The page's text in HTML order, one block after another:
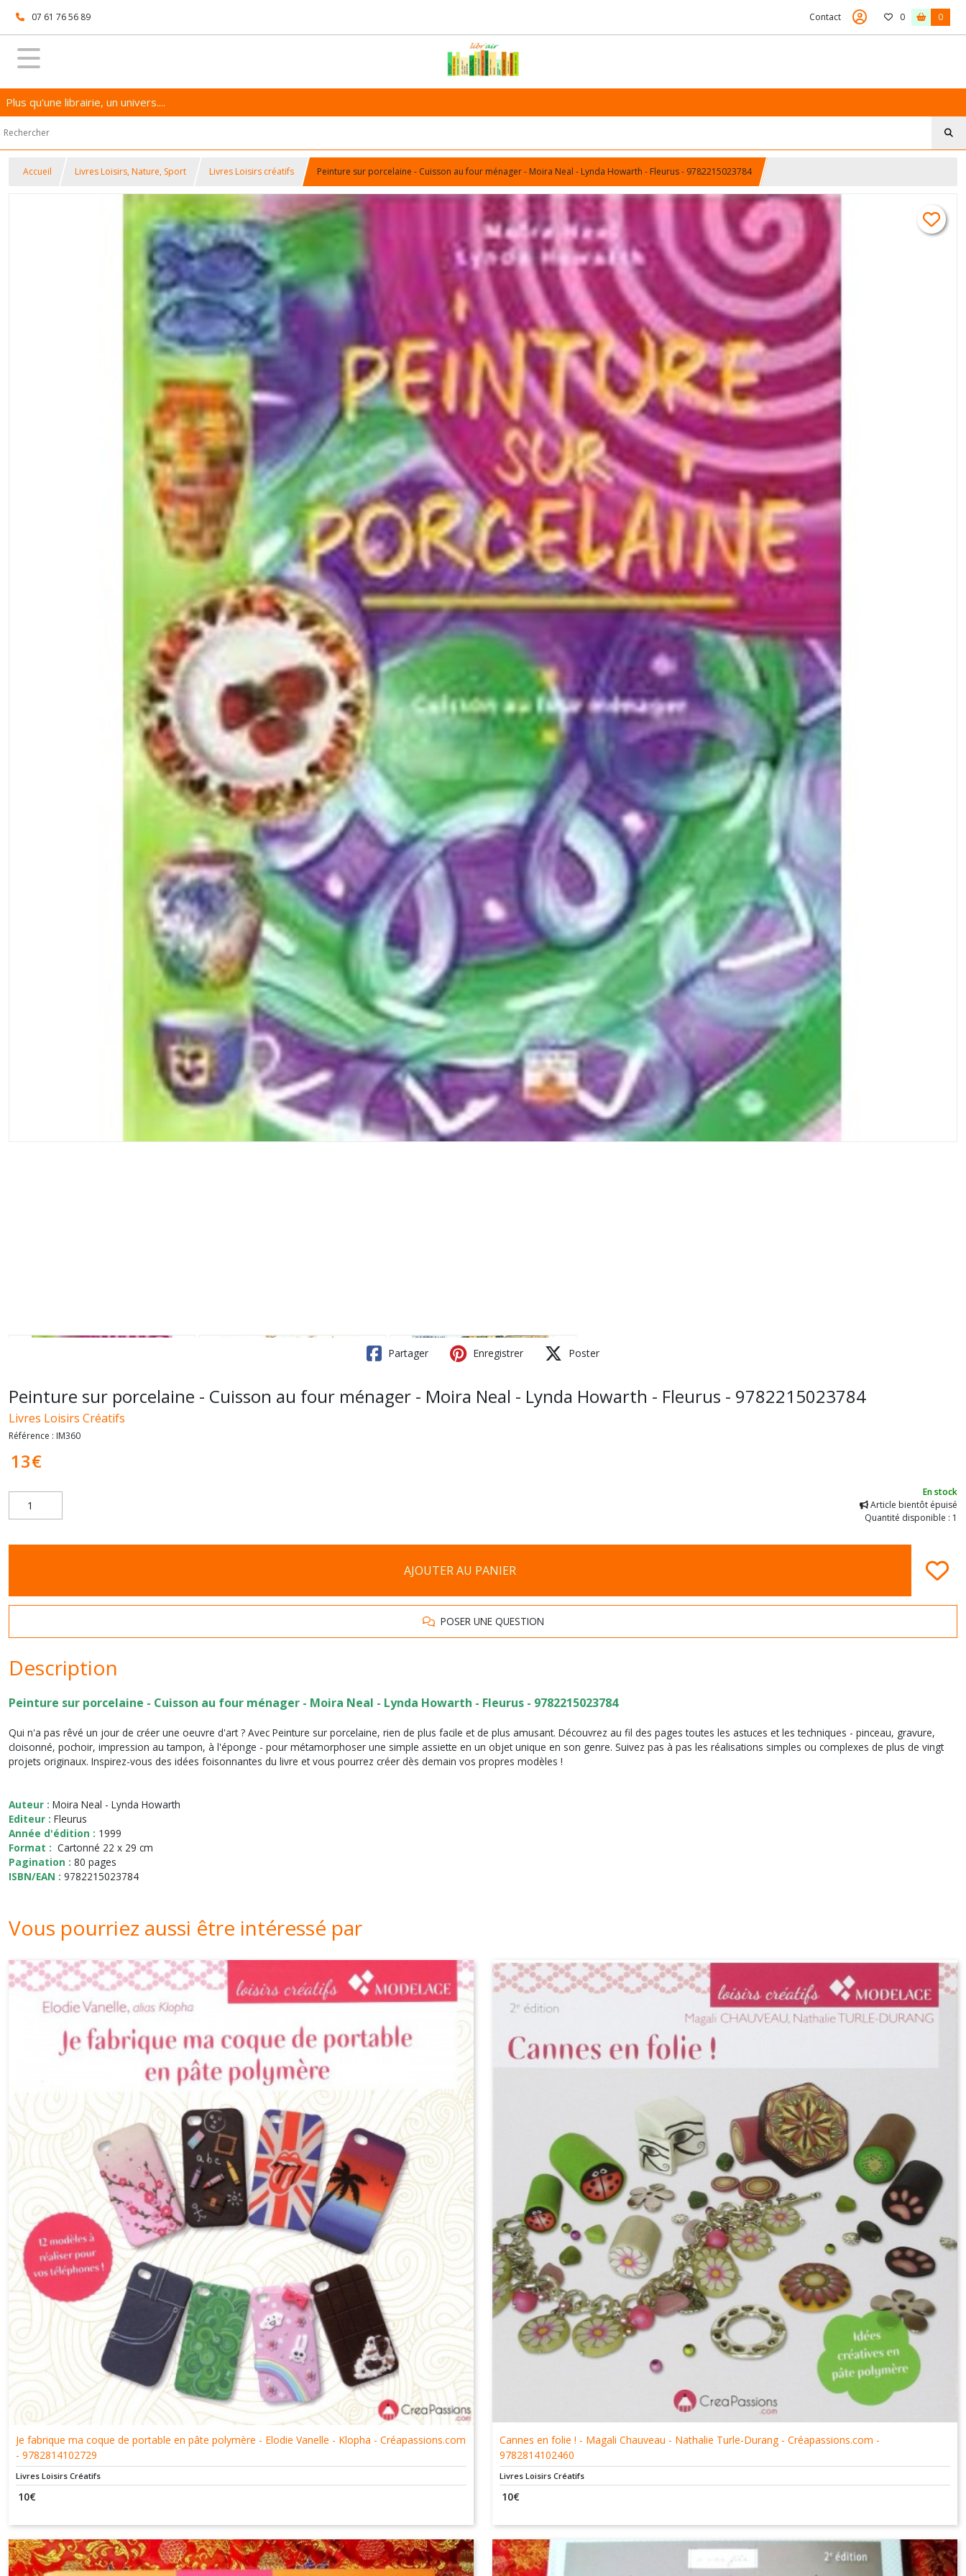
07 61 76 56 89 Contact 0 0
Plus qu'une librairie, un univers....
Accueil Livres Loisirs, Nature, Sport Livres Loisirs créatifs Peinture sur porcelaine - Cuisson au four ménager - Moira Neal - Lynda Howarth - Fleurus - 9782215023784
Partager Enregistrer Poster
Peinture sur porcelaine - Cuisson au four ménager - Moira Neal - Lynda Howarth - Fleurus - 9782215023784
Livres Loisirs Créatifs
Référence : IM360
13€
En stock
Article bientôt épuisé
Quantité disponible : 1
AJOUTER AU PANIER
POSER UNE QUESTION
Description
Peinture sur porcelaine - Cuisson au four ménager - Moira Neal - Lynda Howarth - Fleurus - 9782215023784
Qui n'a pas rêvé un jour de créer une oeuvre d'art ? Avec Peinture sur porcelaine, rien de plus facile et de plus amusant. Découvrez au fil des pages toutes les astuces et les techniques - pinceau, gravure,
cloisonné, pochoir, impression au tampon, à l'éponge - pour métamorphoser une simple assiette en un objet unique en son genre. Suivez pas à pas les réalisations simples ou complexes de plus de vingt
projets originaux. Inspirez-vous des idées foisonnantes du livre et vous pourrez créer dès demain vos propres modèles !
Auteur : Moira Neal - Lynda Howarth
Editeur : Fleurus
Année d'édition : 1999
Format : Cartonné 22 x 29 cm
Pagination : 80 pages
ISBN/EAN : 9782215023784
Vous pourriez aussi être intéressé par
Je fabrique ma coque de portable en pâte polymère - Elodie Vanelle - Klopha - Créapassions.com
- 9782814102729
Livres Loisirs Créatifs
10€
Cannes en folie ! - Magali Chauveau - Nathalie Turle-Durang - Créapassions.com -
9782814102460
Livres Loisirs Créatifs
10€